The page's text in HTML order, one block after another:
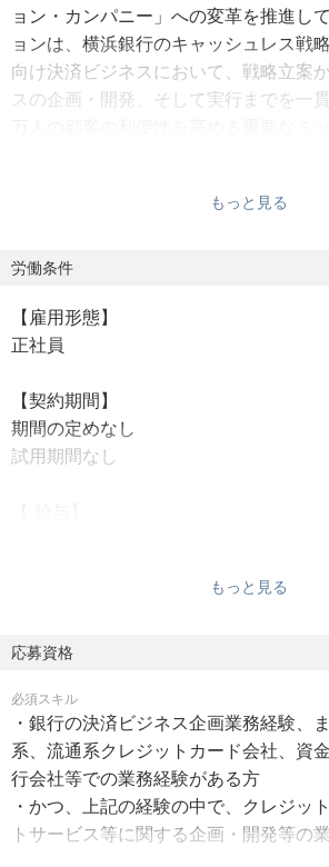
ョン・カンパニー」への変革を推進し
ョンは、横浜銀行のキャッシュレス戦
向け決済ビジネスにおいて、戦略立案
スの企画・開発、そして実行までを一
客の決済ニーズは多様化・高度化して
客さまに選ばれ続ける最適な決済サー
ことが不可欠です。本ポジションでは
化する即戦力の人財を募集します。
【具体的な業務内容】
3. 【新規プロダクトの企画・開発】キ
制緩和、新たなビジネススキームに対
銀行が持つ強固な顧客基盤と、口座の
の多様なデータを活用し、他社にはな
サービスの創出を主導します。
【ポジションの魅力】
・戦略から実行まで一貫して携わる裁
もっと見る
労働条件
【雇用形態】
正社員
【契約期間】
期間の定めなし
試用期間なし
給与詳細は、当行の規定に従い決定しま
【勤務地】
勤務地詳細：当行本店ビル
最寄駅：各線／桜木町駅
【勤務時間】
8：40～17：10（所定労働時間7時間
分）
もっと見る
応募資格
必須スキル
・銀行の決済ビジネス企画業務経験、
系、流通系クレジットカード会社、資
行会社等での業務経験がある方
・かつ、上記の経験の中で、クレジッ
トサービス等に関する企画・開発等の